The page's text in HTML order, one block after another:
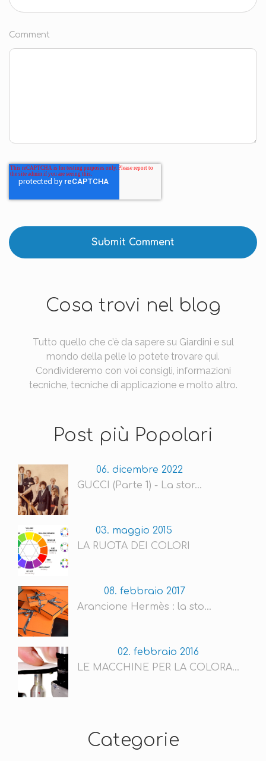
Comment
Cosa trovi nel blog
Tutto quello che c’è da sapere su Giardini e sul
mondo della pelle lo potete trovare qui.
Condivideremo con voi consigli, informazioni
tecniche, tecniche di applicazione e molto altro.
Post più Popolari
06. dicembre 2022
GUCCI (Parte 1) - La stor...
03. maggio 2015
LA RUOTA DEI COLORI
08. febbraio 2017
Arancione Hermès : la sto...
02. febbraio 2016
LE MACCHINE PER LA COLORA...
Categorie